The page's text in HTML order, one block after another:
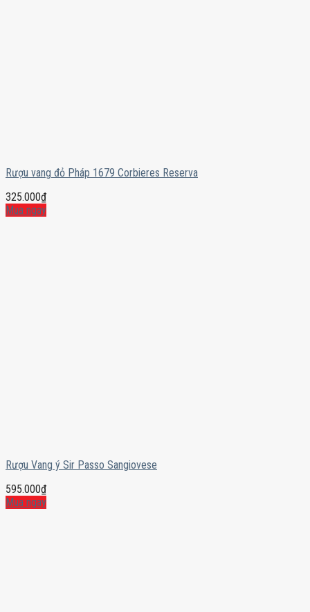
Rượu vang đỏ Pháp 1679 Corbieres Reserva
325.000₫
Mua ngay
Rượu Vang ý Sir Passo Sangiovese
595.000₫
Mua ngay